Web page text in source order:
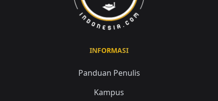
INFORMASI
Panduan Penulis
Kampus